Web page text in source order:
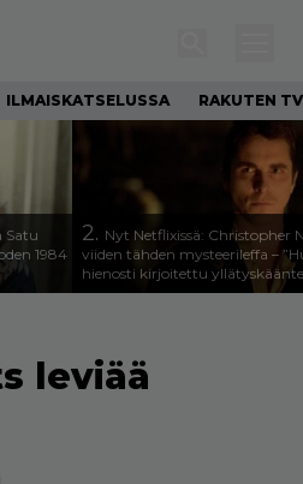
ILMAISKATSELUSSA RAKUTEN TV
Satu
1984
2. Nyt Netflixissä: Christopher
viiden tähden mysteerileffa –
hienosti kirjoitettu
leviää